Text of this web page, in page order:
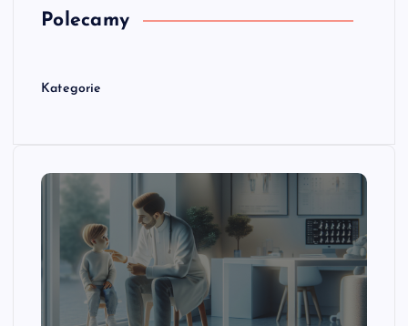
Polecamy
Kategorie